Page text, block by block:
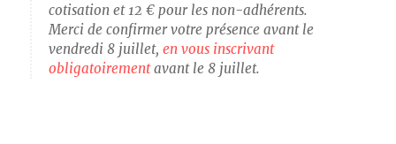
cotisation et 12 € pour les non-adhérents.
Merci de confirmer votre présence avant le
vendredi 8 juillet,en vous inscrivant
obligatoirementavant le 8 juillet.